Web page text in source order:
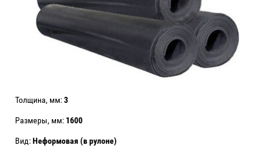
Толщина, мм:3
Размеры, мм: 1600
Вид:Неформовая (в рулоне)